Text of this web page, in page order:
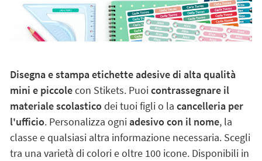
Disegna e stampa etichette adesive di alta qualità
mini e piccolecon Stikets. Puoicontrassegnare il
materiale scolasticodei tuoi figli o la cancelleria per
l'ufficio. Personalizza ogniadesivo con il nome, la
classe e qualsiasi altra informazione necessaria. Scegli
tra una varietà di colori e oltre 100 icone. Disponibili in